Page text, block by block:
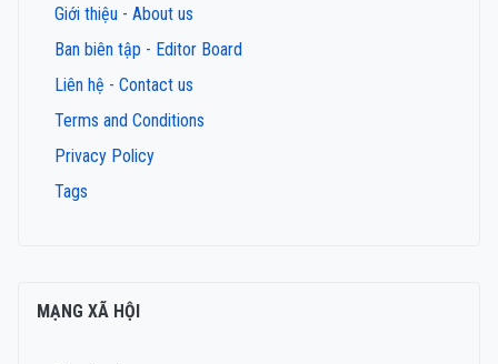
Giới thiệu - About us
Ban biên tập - Editor Board
Liên hệ - Contact us
Terms and Conditions
Privacy Policy
Tags
MẠNG XÃ HỘI